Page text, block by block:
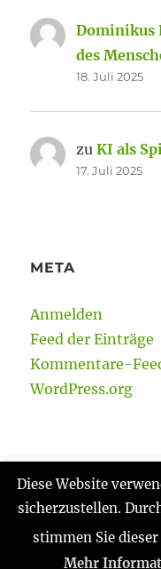
Dominikus
des
18. Juli 2025
zuKI als
17. Juli 2025
META
Anmelden
Feed der Einträge
Kommentare-
WordPress.org
Gabi Reinmann
präsentiert von
Diese Website
sicherzustellen.
stimmen Sie
Mehr